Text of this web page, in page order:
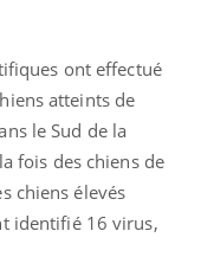
ont effectué
atteints de
le Sud de la
fois des chiens de
chiens élevés
identifié 16 virus,